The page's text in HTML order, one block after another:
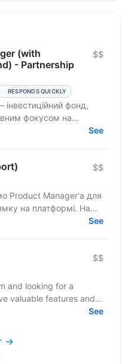
(with
- Partnership
RESPONDS QUICKLY
$$
фонд,
фокусом на
не лише фінанси, а
See
$$
Product Manager'а для
на платформі. Наш
роки досвіду роботиSee
$$
and looking for a
valuable features and
contribute to the launch of new products. About the...See
→